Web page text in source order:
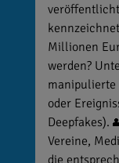
Millionen
werden?
manipulierte
oder
Deepfakes).
Vereine,
die